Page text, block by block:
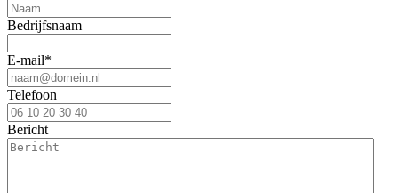
Bedrijfsnaam
E-mail*
Telefoon
Bericht